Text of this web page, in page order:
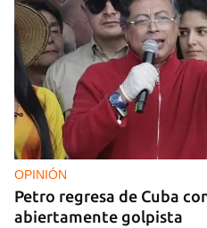
OPINIÓN
Petro regresa de Cuba
abiertamente golpista